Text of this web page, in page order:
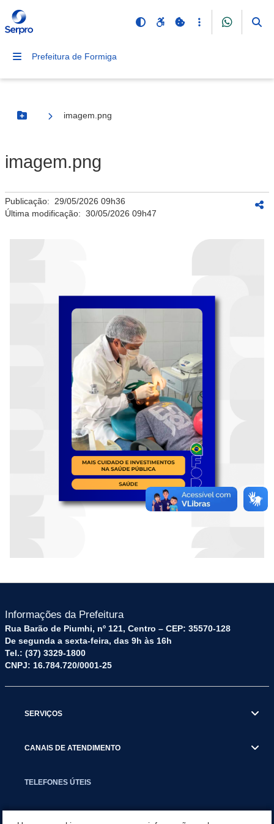
Prefeitura de Formiga
Botão Menu
imagem.png
imagem.png
Publicação: 29/05/2026 09h36
Última modificação: 30/05/2026 09h47
Informações da Prefeitura
Rua Barão de Piumhi, nº 121, Centro – CEP: 35570-128
De segunda a sexta-feira, das 9h às 16h
Tel.: (37) 3329-1800
CNPJ: 16.784.720/0001-25
SERVIÇOS
CANAIS DE ATENDIMENTO
TELEFONES ÚTEIS